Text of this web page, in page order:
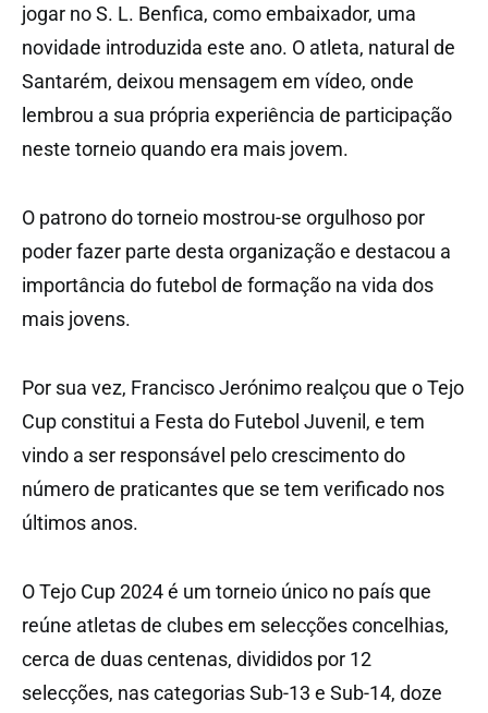
jogar no S. L. Benfica, como embaixador, uma
novidade introduzida este ano. O atleta, natural de
Santarém, deixou mensagem em vídeo, onde
lembrou a sua própria experiência de participação
neste torneio quando era mais jovem.
O patrono do torneio mostrou-se orgulhoso por
poder fazer parte desta organização e destacou a
importância do futebol de formação na vida dos
mais jovens.
Por sua vez, Francisco Jerónimo realçou que o Tejo
Cup constitui a Festa do Futebol Juvenil, e tem
vindo a ser responsável pelo crescimento do
número de praticantes que se tem verificado nos
últimos anos.
O Tejo Cup 2024 é um torneio único no país que
reúne atletas de clubes em selecções concelhias,
cerca de duas centenas, divididos por 12
selecções, nas categorias Sub-13 e Sub-14, doze